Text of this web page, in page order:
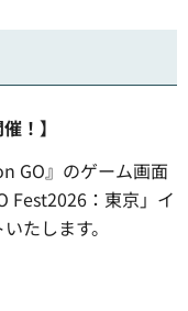
！】
GO』のゲーム画面
Fest2026：東京」イ
たします。